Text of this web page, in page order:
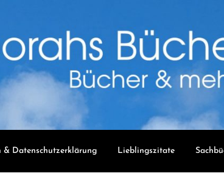
& Datenschutzerklärung Lieblingszitate